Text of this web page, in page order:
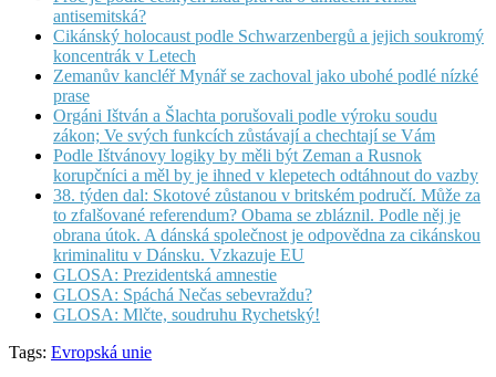
antisemitská?
Cikánský holocaust podle Schwarzenbergů a jejich soukromý
koncentrák v Letech
Zemanův kancléř Mynář se zachoval jako ubohé podlé nízké
prase
Orgáni Ištván a Šlachta porušovali podle výroku soudu
zákon; Ve svých funkcích zůstávají a chechtají se Vám
Podle Ištvánovy logiky by měli být Zeman a Rusnok
korupčníci a měl by je ihned v klepetech odtáhnout do vazby
38. týden dal: Skotové zůstanou v britském područí. Může za
to zfalšované referendum? Obama se zbláznil. Podle něj je
obrana útok. A dánská společnost je odpovědna za cikánskou
kriminalitu v Dánsku. Vzkazuje EU
GLOSA: Prezidentská amnestie
GLOSA: Spáchá Nečas sebevraždu?
GLOSA: Mlčte, soudruhu Rychetský!
Tags: Evropská unie